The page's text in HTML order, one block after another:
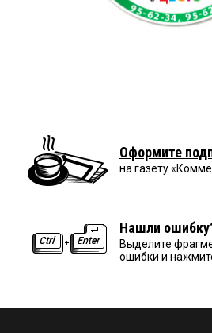
Оформите
на газету
Нашли
Выделите
ошибки и